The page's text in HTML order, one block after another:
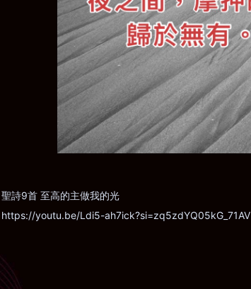
聖詩9首 至高的主做我的光
https://youtu.be/Ldi5-ah7ick?si=zq5zdYQ05kG_71AV